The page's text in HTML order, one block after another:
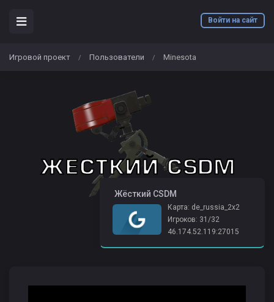
Войти на сайт
Игровой проект / Пользователи / Minesota
️ Жёсткий CSDM
Карта: de_russia_2x2
Игроков: 31/32
46.174.52.119:27015